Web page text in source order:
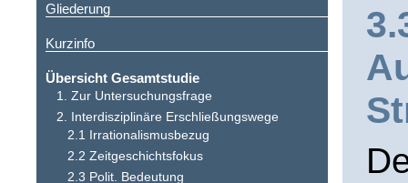
Gliederung
Kurzinfo
Übersicht Gesamtstudie
1. Zur Untersuchungsfrage
2. Interdisziplinäre Erschließungswege
2.1 Irrationalismusbezug
2.2 Zeitgeschichtsfokus
2.3 Polit. Bedeutung